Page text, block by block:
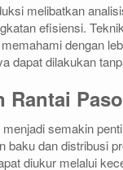
melibatkan
efisiensi.
dengan
dapat dilakukan
Rantai
semakin
baku dan distribusi
diukur melalui